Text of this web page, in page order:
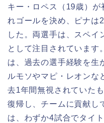
キー・ロペス（19歳）
れゴールを決め、ピナは
した。両選手は、スペイ
として注目されています
は、過去の選手経験を生
ルモソやマピ・レオンな
去1年間無視されていた
復帰し、チームに貢献し
は、わずか4試合でタイ